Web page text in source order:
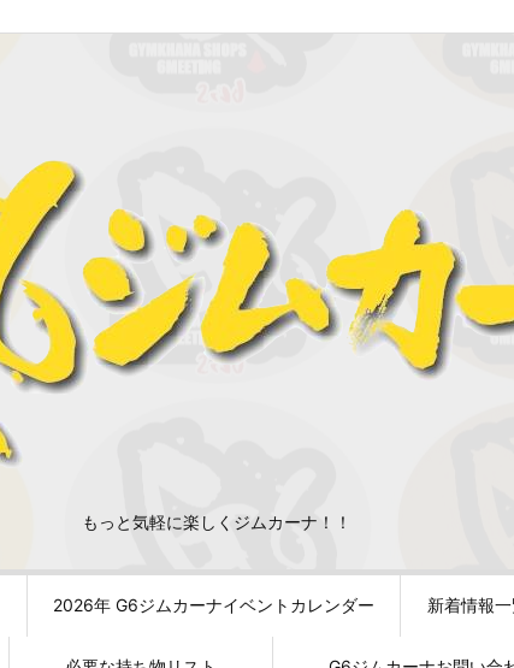
もっと気軽に楽しくジムカーナ！！
2026年 G6ジムカーナイベントカレンダー 新着情報